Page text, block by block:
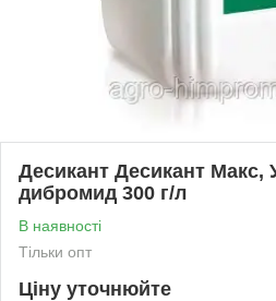
Десикант Десикант Макс,
дибромид 300 г/л
В наявності
Тільки опт
Ціну уточнюйте